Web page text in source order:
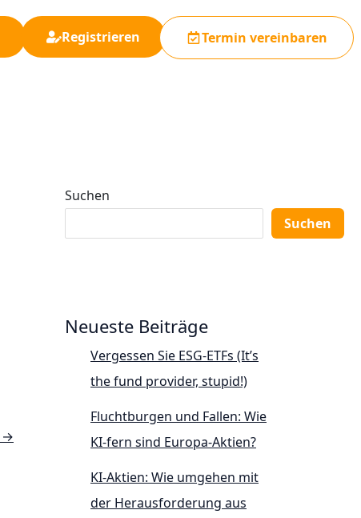
Registrieren Termin vereinbaren
→
Suchen
Suchen
Neueste Beiträge
Vergessen Sie ESG-ETFs (It’s
the fund provider, stupid!)
Fluchtburgen und Fallen: Wie
KI-fern sind Europa-Aktien?
KI-Aktien: Wie umgehen mit
der Herausforderung aus